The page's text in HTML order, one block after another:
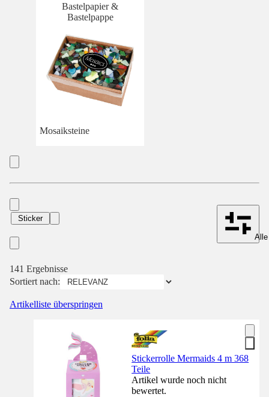
Bastelpapier &
Bastelpappe
Mosaiksteine
Sticker
141 Ergebnisse
Sortiert nach:
Artikelliste überspringen
Stickerrolle Mermaids 4 m 368
Teile
Artikel wurde noch nicht
bewertet.